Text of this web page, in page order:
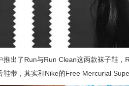
推出了Run与Run Clean这两款袜子鞋，
鞋带，其实和Nike的Free Mercurial